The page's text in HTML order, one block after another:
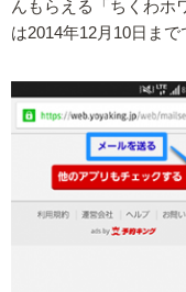
んもらえる「ちくわホ
は2014年12月10日まで